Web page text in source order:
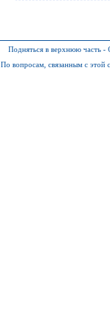
Подняться в верхнюю часть -
По вопросам, связанным с этой